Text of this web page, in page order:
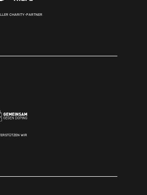
CHARITY-PARTNER
WIR